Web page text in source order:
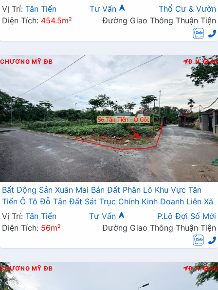
Vị Trí: Tân Tiến Tư Vấn
Thổ Cư & Vườn
Diện Tích: 454.5m² Đường Giao Thông Thuận Tiện
CHƯƠNG MỸ ĐB Đ.N 49
Bất Động Sản Xuân Mai Bán Đất Phân Lô Khu Vực Tân
Tiến Ô Tô Đỗ Tận Đất Sát Trục Chính Kinh Doanh Liên Xã
Vị Trí: Tân Tiến Tư Vấn
P.Lô Đợi Sổ Mới
Diện Tích: 56m² Đường Giao Thông Thuận Tiện
CHƯƠNG MỸ ĐB Đ.N 35